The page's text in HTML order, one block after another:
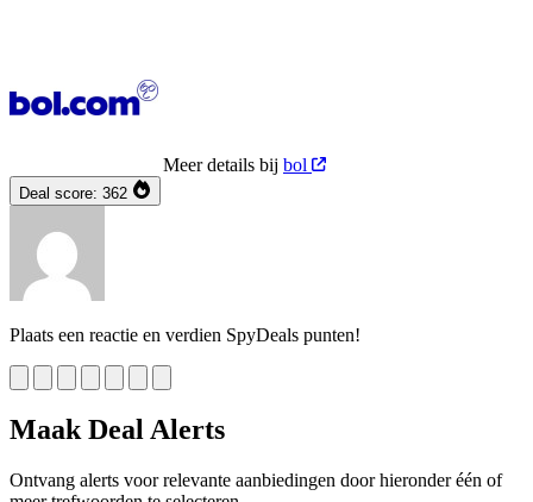
Meer details bij bol
Deal score: 362
Plaats een reactie en verdien SpyDeals punten!
Maak Deal Alerts
Ontvang alerts voor relevante aanbiedingen door hieronder één of